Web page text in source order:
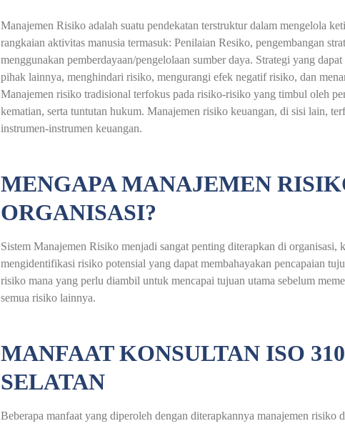
Manajemen Risiko adalah suatu pendekatan terstruktur dalam mengelola
rangkaian aktivitas manusia termasuk: Penilaian Resiko, pengembangan
menggunakan pemberdayaan/pengelolaan sumber daya. Strategi yang
pihak lainnya, menghindari risiko, mengurangi efek negatif risiko, dan
Manajemen risiko tradisional terfokus pada risiko-risiko yang timbul oleh
kematian, serta tuntutan hukum. Manajemen risiko keuangan, di sisi lain,
instrumen-instrumen keuangan.
MENGAPA MANAJEMEN
ORGANISASI?
Sistem Manajemen Risiko menjadi sangat penting diterapkan di organisasi,
mengidentifikasi risiko potensial yang dapat membahayakan pencapaian
risiko mana yang perlu diambil untuk mencapai tujuan utama sebelum
semua risiko lainnya.
MANFAAT KONSULTAN ISO
SELATAN
Beberapa manfaat yang diperoleh dengan diterapkannya manajemen risiko